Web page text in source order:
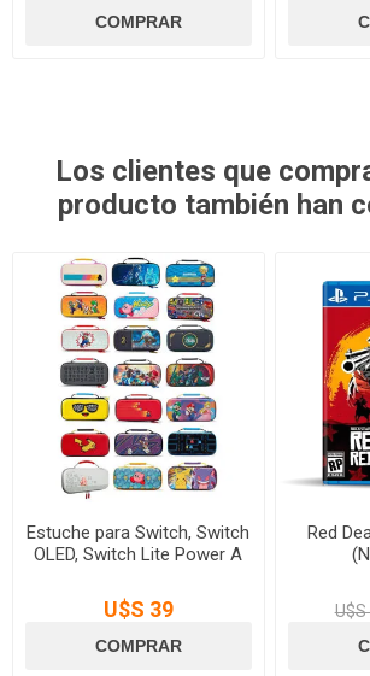
Los clientes que
producto también han
Estuche para Switch, Switch
OLED, Switch Lite Power A
U$S 39
Red
U$S